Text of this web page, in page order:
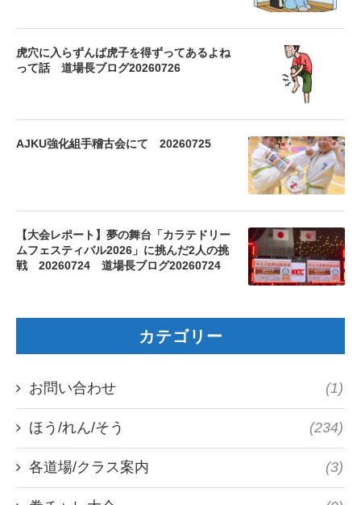
虎穴に入らずんば虎子を得ずってあるよね
って話 道場長ブログ20260726
AJKU強化組手稽古会にて 20260725
【大会レポート】夢の舞台「カラテドリー
ムフェスティバル2026」に挑んだ2人の挑
戦 20260724 道場長ブログ20260724
カテゴリー
お問い合わせ (1)
ほう/れん/そう (234)
各道場/クラス案内 (3)